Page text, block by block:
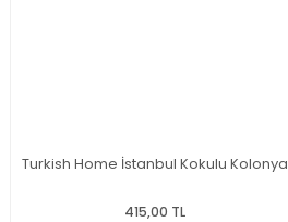
Turkish Home İstanbul Kokulu Kolonya
415,00 TL